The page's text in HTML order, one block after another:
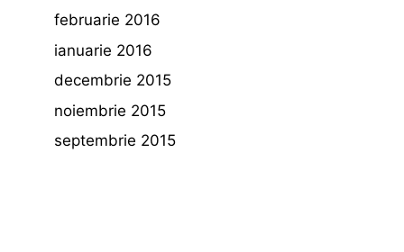
februarie 2016
ianuarie 2016
decembrie 2015
noiembrie 2015
septembrie 2015